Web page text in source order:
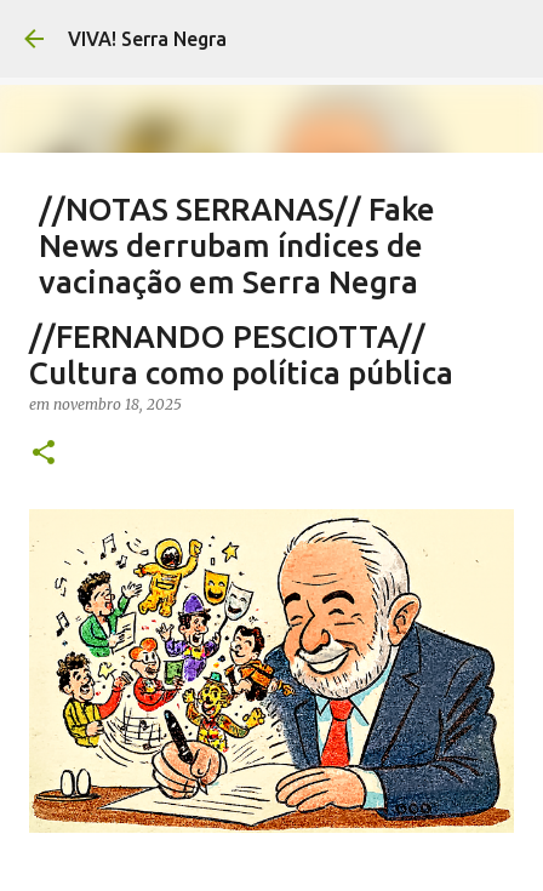
Pular para o conteúdo principal
VIVA! Serra Negra
//NOTAS SERRANAS// Fake
News derrubam índices de
vacinação em Serra Negra
SALETE SILVA SAÚDE SERRA NEGRA VACINAÇÃO SERRA NEGRA
//FERNANDO PESCIOTTA//
Cultura como política pública
em novembro 18, 2025